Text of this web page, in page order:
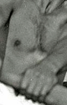
Arrosa
2021/10/13
Arrosari
2021/07/16